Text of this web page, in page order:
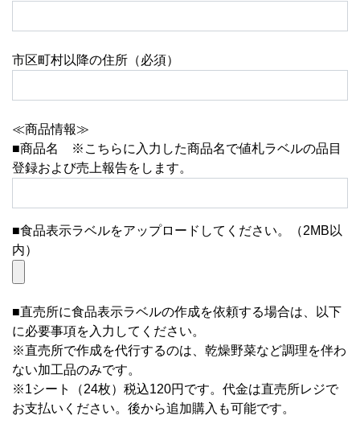
市区町村以降の住所（必須）
≪商品情報≫
■商品名 ※こちらに入力した商品名で値札ラベルの品目
登録および売上報告をします。
■食品表示ラベルをアップロードしてください。（2MB以
内）
■直売所に食品表示ラベルの作成を依頼する場合は、以下
に必要事項を入力してください。
※直売所で作成を代行するのは、乾燥野菜など調理を伴わ
ない加工品のみです。
※1シート（24枚）税込120円です。代金は直売所レジで
お支払いください。後から追加購入も可能です。